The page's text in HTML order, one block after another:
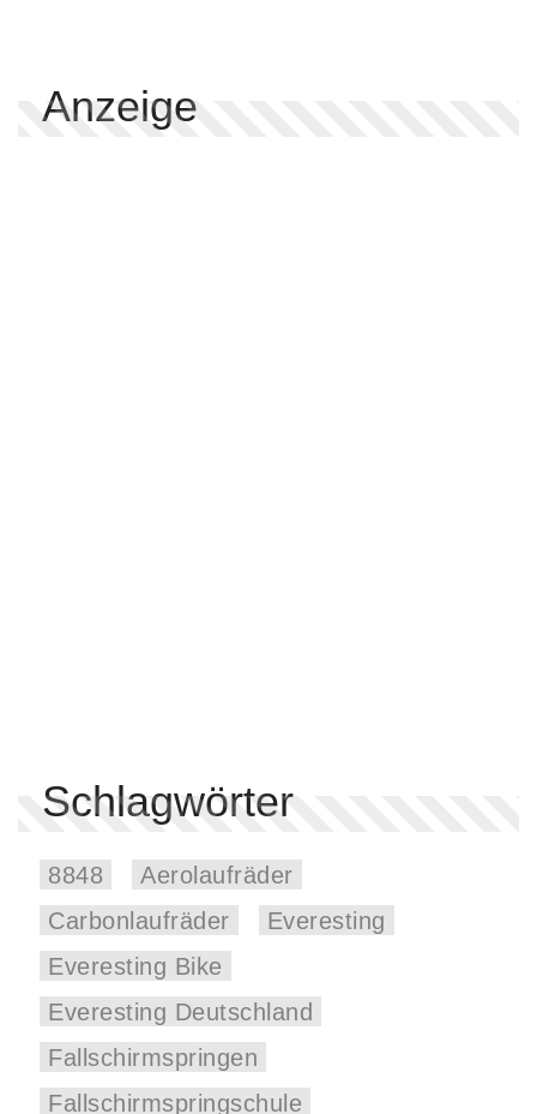
Anzeige
Schlagwörter
8848
Aerolaufräder
Carbonlaufräder
Everesting
Everesting Bike
Everesting Deutschland
Fallschirmspringen
Fallschirmspringschule